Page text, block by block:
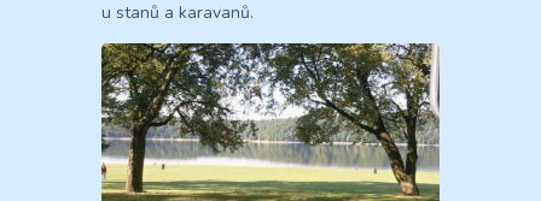
u stanů a karavanů.